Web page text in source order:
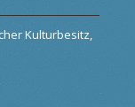
Kulturbesitz,